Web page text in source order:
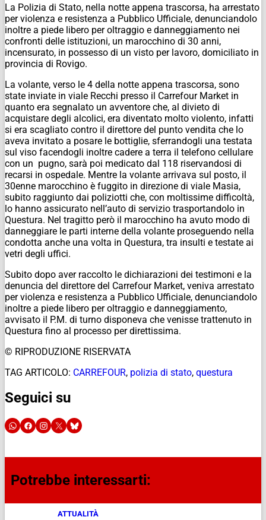
La Polizia di Stato, nella notte appena trascorsa, ha arrestato
per violenza e resistenza a Pubblico Ufficiale, denunciandolo
inoltre a piede libero per oltraggio e danneggiamento nei
confronti delle istituzioni, un marocchino di 30 anni,
incensurato, in possesso di un visto per lavoro, domiciliato in
provincia di Rovigo.
La volante, verso le 4 della notte appena trascorsa, sono
state inviate in viale Recchi presso il Carrefour Market in
quanto era segnalato un avventore che, al divieto di
acquistare degli alcolici, era diventato molto violento, infatti
si era scagliato contro il direttore del punto vendita che lo
aveva invitato a posare le bottiglie, sferrandogli una testata
sul viso facendogli inoltre cadere a terra il telefono cellulare
con un pugno, sarà poi medicato dal 118 riservandosi di
recarsi in ospedale. Mentre la volante arrivava sul posto, il
30enne marocchino è fuggito in direzione di viale Masia,
subito raggiunto dai poliziotti che, con moltissime difficoltà,
lo hanno assicurato nell’auto di servizio trasportandolo in
Questura. Nel tragitto però il marocchino ha avuto modo di
danneggiare le parti interne della volante proseguendo nella
condotta anche una volta in Questura, tra insulti e testate ai
vetri degli uffici.
Subito dopo aver raccolto le dichiarazioni dei testimoni e la
denuncia del direttore del Carrefour Market, veniva arrestato
per violenza e resistenza a Pubblico Ufficiale, denunciandolo
inoltre a piede libero per oltraggio e danneggiamento,
avvisato il P.M. di turno disponeva che venisse trattenuto in
Questura fino al processo per direttissima.
© RIPRODUZIONE RISERVATA
TAG ARTICOLO: CARREFOUR, polizia di stato, questura
Seguici su
Potrebbe interessarti:
ATTUALITÀ